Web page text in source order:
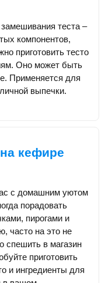
теста –
компонентов,
приготовить тесто
Оно может быть
Применяется для
выпечки.
кефире
с домашним уютом
порадовать
пирогами и
часто на это не
спешить в магазин
приготовить
и ингредиенты для